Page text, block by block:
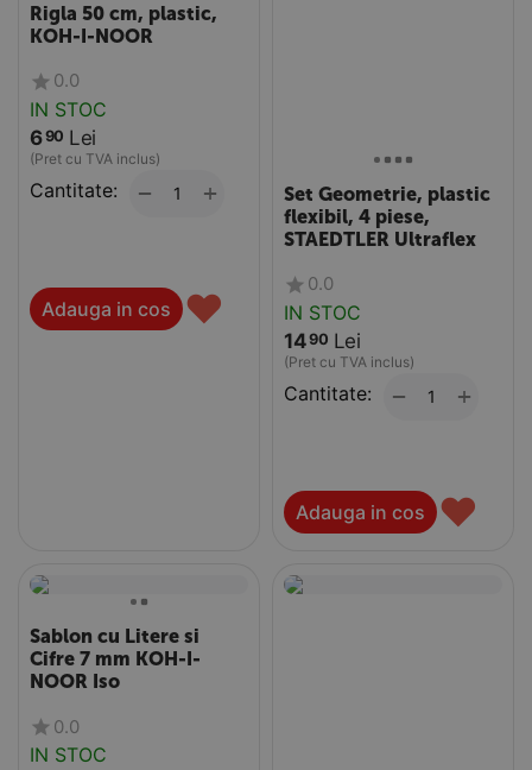
Rigla 50 cm, plastic,
KOH-I-NOOR
0.0
IN STOC
690 Lei
(Pret cu TVA inclus)
Cantitate: +
−
Adauga in cos ♥
Set Geometrie, plastic
flexibil, 4 piese,
STAEDTLER Ultraflex
0.0
IN STOC
1490 Lei
(Pret cu TVA inclus)
Cantitate: +
−
Adauga in cos ♥
Sablon cu Litere si
Cifre 7 mm KOH-I-
NOOR Iso
0.0
IN STOC